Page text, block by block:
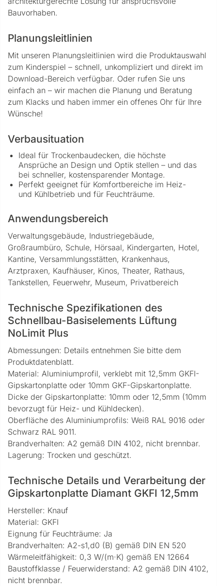
Bauvorhaben.
Planungsleitlinien
Mit unseren Planungsleitlinien wird die Produktauswahl
zum Kinderspiel – schnell, unkompliziert und direkt im
Download-Bereich verfügbar. Oder rufen Sie uns
einfach an – wir machen die Planung und Beratung
zum Klacks und haben immer ein offenes Ohr für Ihre
Wünsche!
Verbausituation
Ideal für Trockenbaudecken, die höchste
Ansprüche an Design und Optik stellen – und das
bei schneller, kostensparender Montage.
Perfekt geeignet für Komfortbereiche im Heiz-
und Kühlbetrieb und für Feuchträume.
Anwendungsbereich
Verwaltungsgebäude, Industriegebäude,
Großraumbüro, Schule, Hörsaal, Kindergarten, Hotel,
Kantine, Versammlungsstätten, Krankenhaus,
Arztpraxen, Kaufhäuser, Kinos, Theater, Rathaus,
Tankstellen, Feuerwehr, Museum, Privatbereich
Technische Spezifikationen des
Schnellbau-Basiselements Lüftung
NoLimit Plus
Abmessungen: Details entnehmen Sie bitte dem
Produktdatenblatt.
Material: Aluminiumprofil, verklebt mit 12,5mm GKFI-
Gipskartonplatte oder 10mm GKF-Gipskartonplatte.
Dicke der Gipskartonplatte: 10mm oder 12,5mm (10mm
bevorzugt für Heiz- und Kühldecken).
Oberfläche des Aluminiumprofils: Weiß RAL 9016 oder
Schwarz RAL 9011.
Brandverhalten: A2 gemäß DIN 4102, nicht brennbar.
Lagerung: Trocken und geschützt.
Technische Details und Verarbeitung der
Gipskartonplatte Diamant GKFI 12,5mm
Hersteller: Knauf
Material: GKFI
Eignung für Feuchträume: Ja
Brandverhalten: A2-s1,d0 (B) gemäß DIN EN 520
Wärmeleitfähigkeit: 0,3 W/(m·K) gemäß EN 12664
Baustoffklasse / Feuerwiderstand: A2 gemäß DIN 4102,
nicht brennbar.